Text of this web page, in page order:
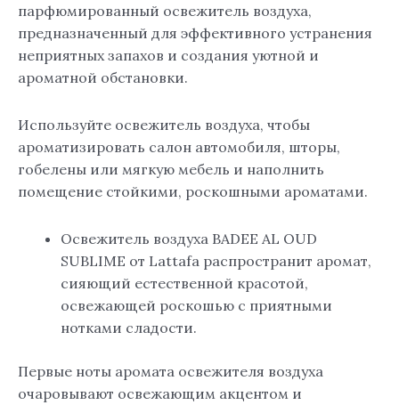
парфюмированный освежитель воздуха,
предназначенный для эффективного устранения
неприятных запахов и создания уютной и
ароматной обстановки.
Используйте освежитель воздуха, чтобы
ароматизировать салон автомобиля, шторы,
гобелены или мягкую мебель и наполнить
помещение стойкими, роскошными ароматами.
Освежитель воздуха BADEE AL OUD
SUBLIME от Lattafa распространит аромат,
сияющий естественной красотой,
освежающей роскошью с приятными
нотками сладости.
Первые ноты аромата освежителя воздуха
очаровывают освежающим акцентом и